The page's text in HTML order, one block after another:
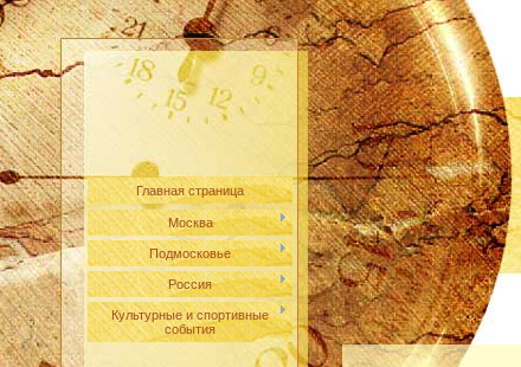
Главная страница
Москва
Подмосковье
Россия
Культурные и спортивные
события